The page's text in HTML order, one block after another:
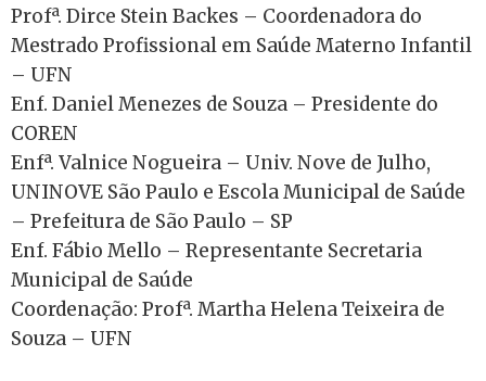
Profª. Dirce Stein Backes – Coordenadora do
Mestrado Profissional em Saúde Materno Infantil
– UFN
Enf. Daniel Menezes de Souza – Presidente do
COREN
Enfª. Valnice Nogueira – Univ. Nove de Julho,
UNINOVE São Paulo e Escola Municipal de Saúde
– Prefeitura de São Paulo – SP
Enf. Fábio Mello – Representante Secretaria
Municipal de Saúde
Coordenação: Profª. Martha Helena Teixeira de
Souza – UFN